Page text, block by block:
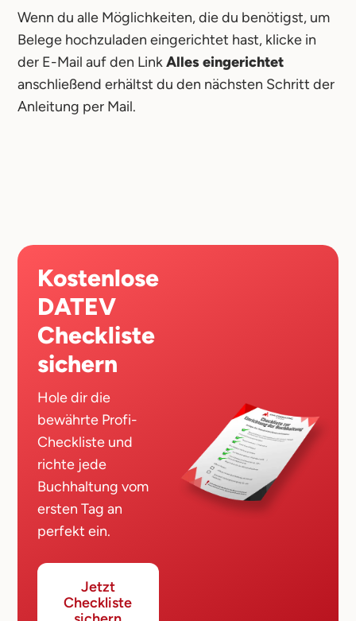
Wenn du alle Möglichkeiten, die du benötigst, um
Belege hochzuladen eingerichtet hast, klicke in
der E-Mail auf den LinkAlles eingerichtet
anschließend erhältst du den nächsten Schritt der
Anleitung per Mail.
Kostenlose
DATEV
Checkliste
sichern
Hole dir die
bewährte Profi-
Checkliste und
richte jede
Buchhaltung vom
ersten Tag an
perfekt ein.
Jetzt
Checkliste